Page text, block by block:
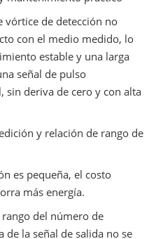
vórtice de detección no
con el medio medido, lo
estable y una larga
señal de pulso
sin deriva de cero y con alta
y relación de rango de
es pequeña, el costo
más energía.
del número de
de la señal de salida no se